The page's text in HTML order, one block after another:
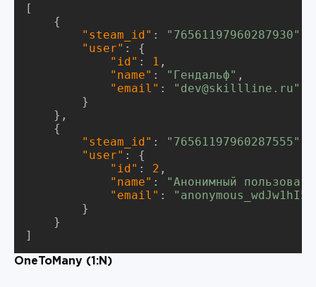
[
    {
"steam_id" : "76561197960287930"
"user" : {
"id" : 1 ,
"name" : "Гендальф" ,
"email" :
"dev@skillline.ru"
        }
    },
    {
"steam_id" : "76561197960287555"
"user" : {
"id" : 2 ,
"name" :
"Анонимный
"email" :
        }
    }
]
OneToMany (1:N)